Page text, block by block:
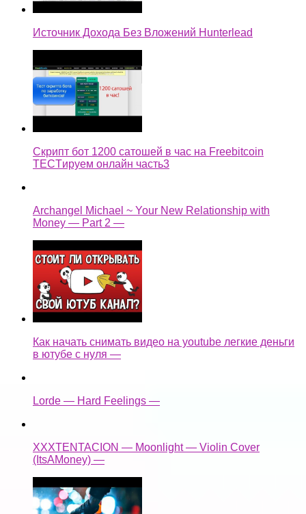
Источник Дохода Без Вложений Hunterlead
Скрипт бот 1200 сатошей в час на Freebitcoin
TECTируем онлайн часть3
Archangel Michael ~ Your New Relationship with
Money — Part 2 —
Как начать снимать видео на youtube легкие деньги
в ютубе с нуля —
Lorde — Hard Feelings —
XXXTENTACION — Moonlight — Violin Cover
(ItsAMoney) —